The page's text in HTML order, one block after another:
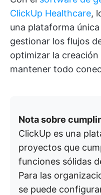
ClickUp Healthcare,
una plataforma
gestionar los flujos
optimizar la creación
mantener todo
Nota sobre
ClickUp es una
proyectos que
funciones sólidas
Para las
se puede